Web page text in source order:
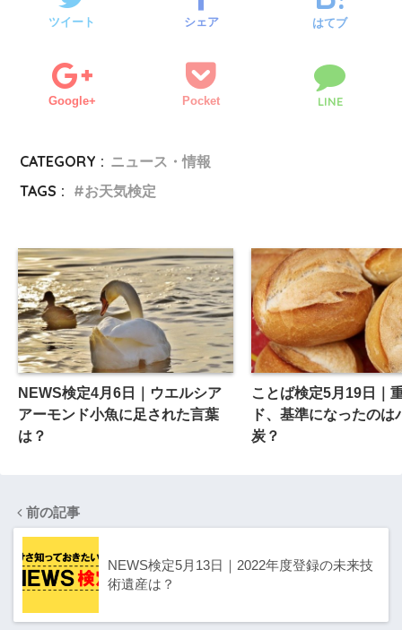
ツイート シェア はてブ
Google+ Pocket LINE
CATEGORY : ニュース・情報
TAGS :
お天気検定
NEWS検定4月6日｜ウエルシア
アーモンド小魚に足された言葉
は？
ことば検定5月19日｜
ド、基準になったのは
炭？
前の記事
NEWS検定5月13日｜2022年度登録の未来技
術遺産は？